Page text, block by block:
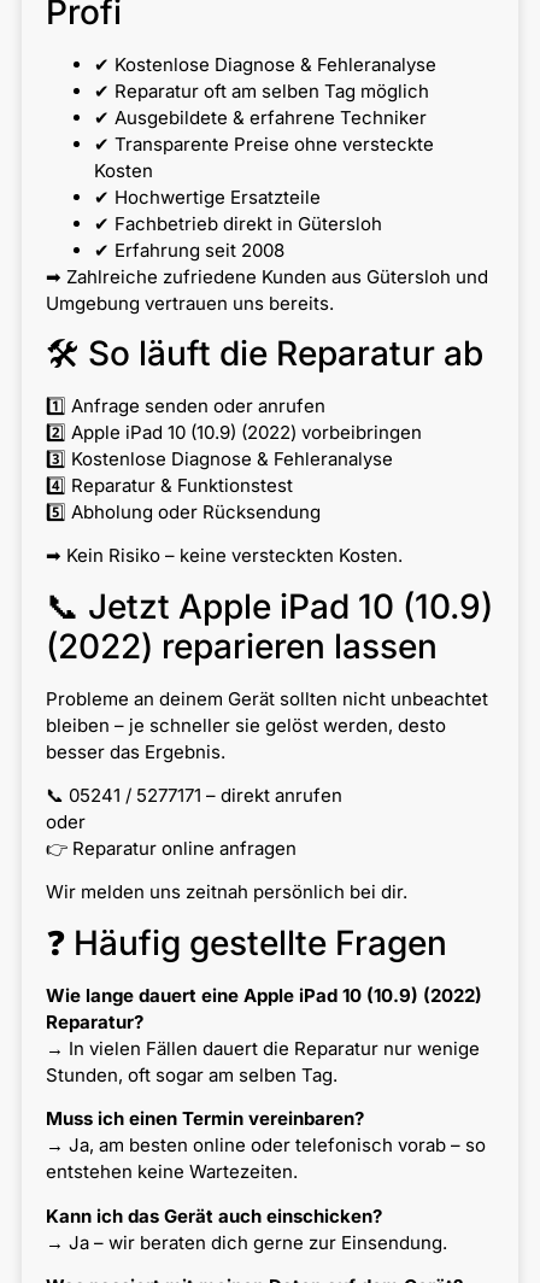
Profi
✔ Kostenlose Diagnose & Fehleranalyse
✔ Reparatur oft am selben Tag möglich
✔ Ausgebildete & erfahrene Techniker
✔ Transparente Preise ohne versteckte
Kosten
✔ Hochwertige Ersatzteile
✔ Fachbetrieb direkt in Gütersloh
✔ Erfahrung seit 2008
➡ Zahlreiche zufriedene Kunden aus Gütersloh und
Umgebung vertrauen uns bereits.
🛠 So läuft die Reparatur ab
1️⃣ Anfrage senden oder anrufen
2️⃣ Apple iPad 10 (10.9) (2022) vorbeibringen
3️⃣ Kostenlose Diagnose & Fehleranalyse
4️⃣ Reparatur & Funktionstest
5️⃣ Abholung oder Rücksendung
➡ Kein Risiko – keine versteckten Kosten.
📞 Jetzt Apple iPad 10 (10.9)
(2022) reparieren lassen
Probleme an deinem Gerät sollten nicht unbeachtet
bleiben – je schneller sie gelöst werden, desto
besser das Ergebnis.
📞 05241 / 5277171 – direkt anrufen
oder
👉 Reparatur online anfragen
Wir melden uns zeitnah persönlich bei dir.
❓ Häufig gestellte Fragen
Wie lange dauert eine Apple iPad 10 (10.9) (2022)
Reparatur?
→ In vielen Fällen dauert die Reparatur nur wenige
Stunden, oft sogar am selben Tag.
Muss ich einen Termin vereinbaren?
→ Ja, am besten online oder telefonisch vorab – so
entstehen keine Wartezeiten.
Kann ich das Gerät auch einschicken?
→ Ja – wir beraten dich gerne zur Einsendung.